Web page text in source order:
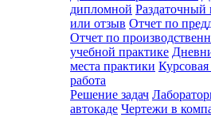
дипломной
или отзыв Отчет по
Отчет по
учебной практике
места практики Курсовая
работа
Решение задач
автокаде Чертежи в